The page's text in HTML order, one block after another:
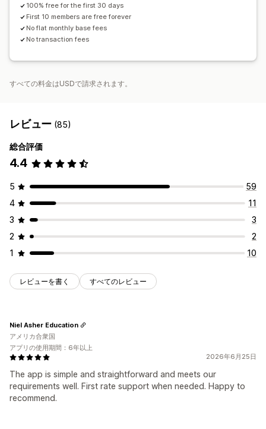
100% free for the first 30 days
First 10 members are free forever
No flat monthly base fees
No transaction fees
すべての料金はUSDで請求されます。
レビュー (85)
総合評価
4.4
5
59
4
11
3
3
2
2
1
10
レビューを書く すべてのレビュー
2026年6月25日
The app is simple and straightforward and meets our
requirements well. First rate support when needed. Happy to
recommend.
Niel Asher Education
アメリカ合衆国
アプリの使用期間：6年以上